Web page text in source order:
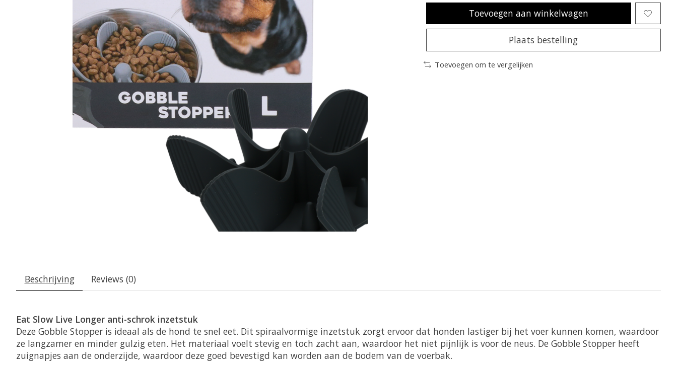
Toevoegen aan winkelwagen
Plaats bestelling
Toevoegen om te vergelijken
Beschrijving Reviews (0)
Eat Slow Live Longer anti-schrok inzetstuk
Deze Gobble Stopper is ideaal als de hond te snel eet. Dit spiraalvormige inzetstuk zorgt ervoor dat honden lastiger bij het voer kunnen komen, waardoor
ze langzamer en minder gulzig eten. Het materiaal voelt stevig en toch zacht aan, waardoor het niet pijnlijk is voor de neus. De Gobble Stopper heeft
zuignapjes aan de onderzijde, waardoor deze goed bevestigd kan worden aan de bodem van de voerbak.